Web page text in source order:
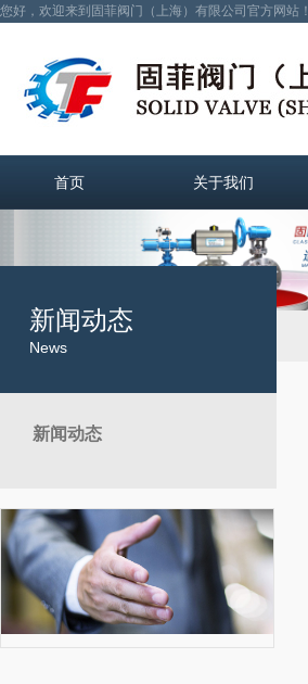
您好，欢迎来到固菲阀门（上海）有限公司官方网站！
首页 关于我们
新闻动态
News
新闻动态